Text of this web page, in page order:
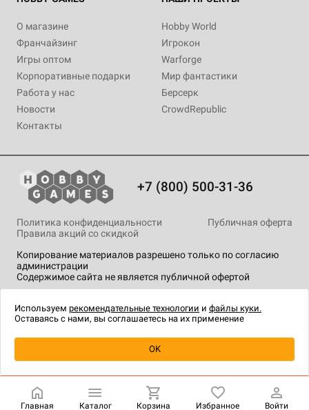
Уведомить о наличии
О магазине
Франчайзинг
Игры оптом
Корпоративные подарки
Работа у нас
Новости
Контакты
Hobby World
Игрокон
Warforge
Мир фантастики
Берсерк
CrowdRepublic
+7 (800) 500-31-36
Копирование материалов разрешено только по согласию
администрации
Содержимое сайта не является публичной офертой
Политика конфиденциальности
Публичная оферта
Правила акций со скидкой
технологии.
Главная Каталог Корзина Избранное Войти
Используем рекомендательные технологии и файлы куки.
Оставаясь с нами, вы соглашаетесь на их применение
OK